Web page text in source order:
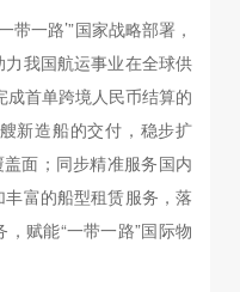
带一路’”国家战略部署，
我国航运事业在全球供
首单跨境人民币结算的
新造船的交付，稳步扩
面；同步精准服务国内
富的船型租赁服务，落
赋能“一带一路”国际物